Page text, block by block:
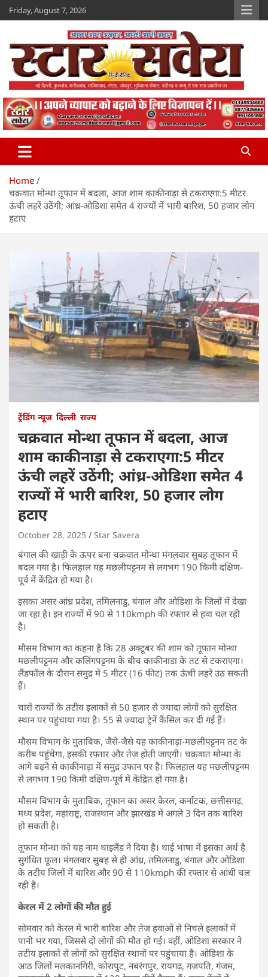
Skip
to
Friday, August 7, 2026
Star Savera
www.starsavera.com
Home
चक्रवात मोन्था तूफान में बदला, आज शाम काकीनाड़ा से टकराएगा:5 मीटर
ऊंची लहरें उठेंगी; आंध्र-ओडिशा समेत 4 राज्यों में भारी बारिश, 50 हजार लोग
हटाए
ट्रेंडिंग न्यूज दिल्ली राज्य
चक्रवात मोन्था तूफान में बदला, आज
शाम काकीनाड़ा से टकराएगा:5 मीटर
ऊंची लहरें उठेंगी; आंध्र-ओडिशा समेत 4
राज्यों में भारी बारिश, 50 हजार लोग
हटाए
October 28, 2025 Star Savera
बंगाल की खाड़ी के ऊपर बना चक्रवात मोन्था मंगलवार सुबह तूफान में
बदल गया है। फिलहाल यह मछलीपट्टनम से लगभग 190 किमी दक्षिण-
पूर्व में केंद्रित हो गया है।
इसका असर आंध्र प्रदेश, तमिलनाडु, बंगाल और ओडिशा के जिलों में देखा
जा रहा है। इन राज्यों में 90 से 110kmph की रफ्तार से हवा चल रही
है।
मौसम विभाग का कहना है कि 28 अक्टूबर की शाम को तूफान मोन्था
मछलीपट्टनम और कलिंगपट्टनम के बीच काकीनाडा के तट से टकराएगा।
लैंडफॉल के दौरान समुद्र में 5 मीटर (16 फीट) तक ऊंची लहरें उठ सकती
हैं।
चारों राज्यों के तटीय इलाकों से 50 हजार से ज्यादा लोगों को सुरक्षित
स्थान पर पहुंचाया गया है। 55 से ज्यादा ट्रेनें कैंसिल कर दी गई हैं।
मौसम विभाग के मुताबिक, जैसे-जैसे यह काकीनाड़ा-मछलीपट्टनम तट के
करीब पहुंचेगा, इसकी रफ्तार और तेज होती जाएगी। चक्रवात मोन्था के
आगे बढ़ने से काकीनाड़ा में समुद्र उफान पर है। फिलहाल यह मछलीपट्टनम
से लगभग 190 किमी दक्षिण-पूर्व में केंद्रित हो गया है।
मौसम विभाग के मुताबिक, तूफान का असर केरल, कर्नाटक, छत्तीसगढ़,
मध्य प्रदेश, महाराष्ट्र, राजस्थान और झारखंड में अगले 3 दिन तक बारिश
हो सकती है।
तूफान मोन्था को यह नाम थाइलैंड ने दिया है। थाई भाषा में इसका अर्थ है
सुगंधित फूल। मंगलवार सुबह से ही आंध्र, तमिलनाडु, बंगाल और ओडिशा
के तटीय जिलों में बारिश और 90 से 110kmph की रफ्तार से आंधी चल
रही है।
केरल में 2 लोगों की मौत हुई
सोमवार को केरल में भारी बारिश और तेज हवाओं से निचले इलाकों में
पानी भर गया, जिससे दो लोगों की मौत हो गई। वहीं, ओडिशा सरकार ने
तटीय इलाकों से लोगों को सुरक्षित स्थानों पर पहुंचाया है। ओडिशा के
आठ जिलों मलकानगिरी, कोरापुट, नबरंगपुर, रायगढ़, गजपति, गंजम,